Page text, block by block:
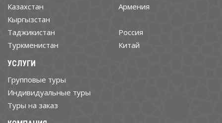
Казахстан
Кыргызстан
Таджикистан
Туркменистан
Армения
Россия
Китай
УСЛУГИ
Групповые туры
Индивидуальные туры
Туры на заказ